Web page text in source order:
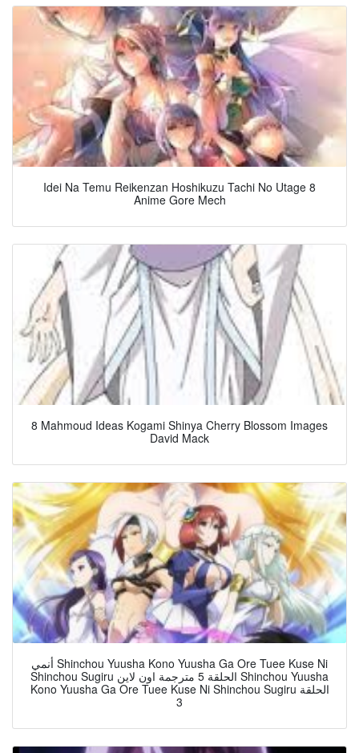
Idei Na Temu Reikenzan Hoshikuzu Tachi No Utage 8
Anime Gore Mech
8 Mahmoud Ideas Kogami Shinya Cherry Blossom Images
David Mack
أنمي Shinchou Yuusha Kono Yuusha Ga Ore Tuee Kuse Ni
Shinchou Sugiru الحلقة 5 مترجمة اون لاين Shinchou Yuusha
Kono Yuusha Ga Ore Tuee Kuse Ni Shinchou Sugiru الحلقة
3